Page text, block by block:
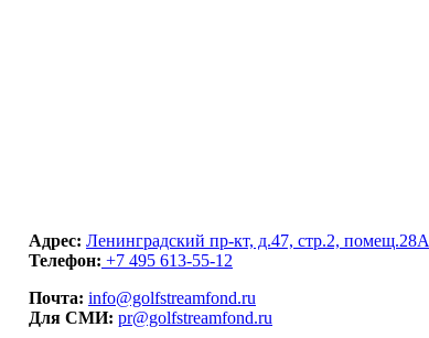
Адрес: Ленинградский пр-кт, д.47, стр.2, помещ.28А
Телефон: +7 495 613-55-12
Почта: info@golfstreamfond.ru
Для СМИ: pr@golfstreamfond.ru